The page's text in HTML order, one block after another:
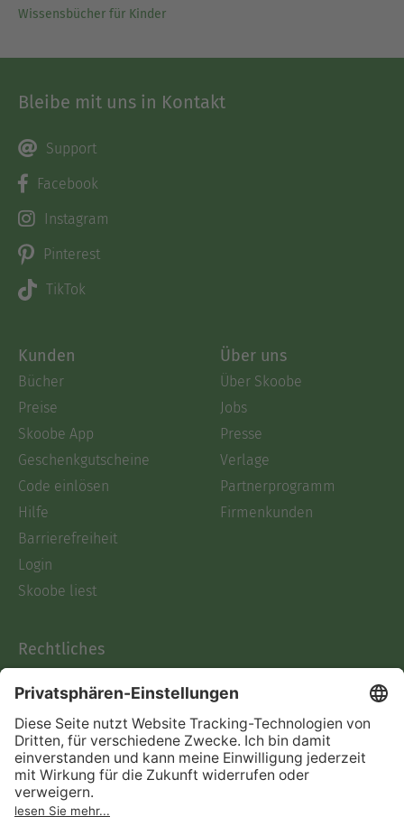
Wissensbücher für Kinder
Bleibe mit uns in Kontakt
Support
Facebook
Instagram
Pinterest
TikTok
Kunden
Bücher
Preise
Skoobe App
Geschenkgutscheine
Code einlösen
Hilfe
Barrierefreiheit
Login
Skoobe liest
Über uns
Über Skoobe
Jobs
Presse
Verlage
Partnerprogramm
Firmenkunden
Rechtliches
AGB
Informationen nach Data
Act
Verträge hier kündigen
Impressum